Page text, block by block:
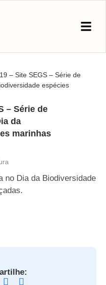
– Site SEGS – Série de
espécies
– Série de
da
marinhas
no Dia da Biodiversidade